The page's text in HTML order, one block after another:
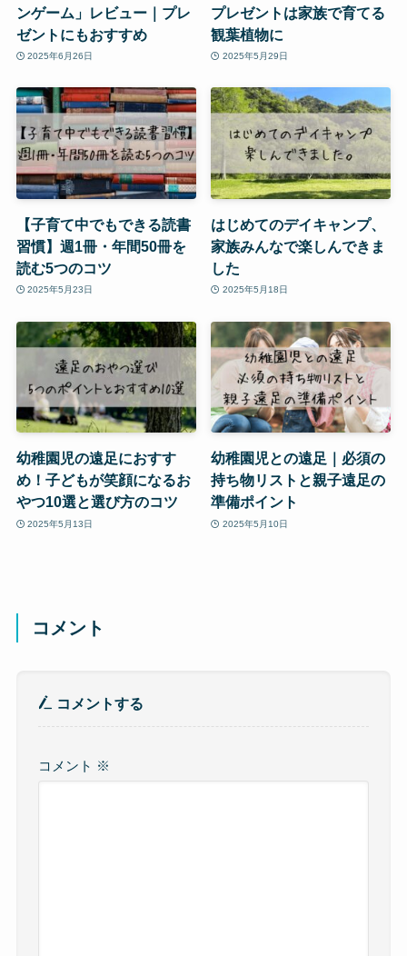
ンゲーム」レビュー｜プレ
ゼントにもおすすめ
2025年6月26日
プレゼントは家族で育てる
観葉植物に
2025年5月29日
【子育て中でもできる読書
習慣】週1冊・年間50冊を
読む5つのコツ
2025年5月23日
はじめてのデイキャンプ、
家族みんなで楽しんできま
した
2025年5月18日
幼稚園児の遠足におすす
め！子どもが笑顔になるお
やつ10選と選び方のコツ
2025年5月13日
幼稚園児との遠足｜必須の
持ち物リストと親子遠足の
準備ポイント
2025年5月10日
コメント
コメントする
コメント ※